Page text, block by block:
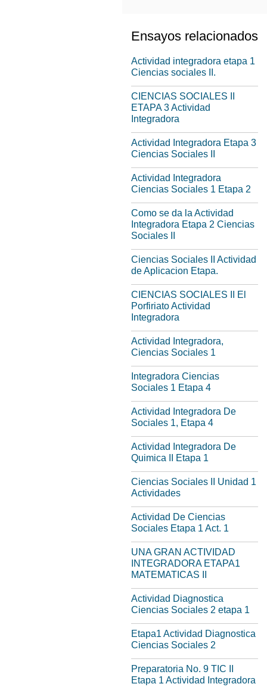
Ensayos relacionados
Actividad integradora etapa 1
Ciencias sociales II.
CIENCIAS SOCIALES II
ETAPA 3 Actividad
Integradora
Actividad Integradora Etapa 3
Ciencias Sociales II
Actividad Integradora
Ciencias Sociales 1 Etapa 2
Como se da la Actividad
Integradora Etapa 2 Ciencias
Sociales II
Ciencias Sociales II Actividad
de Aplicacion Etapa.
CIENCIAS SOCIALES II El
Porfiriato Actividad
Integradora
Actividad Integradora,
Ciencias Sociales 1
Integradora Ciencias
Sociales 1 Etapa 4
Actividad Integradora De
Sociales 1, Etapa 4
Actividad Integradora De
Quimica II Etapa 1
Ciencias Sociales II Unidad 1
Actividades
Actividad De Ciencias
Sociales Etapa 1 Act. 1
UNA GRAN ACTIVIDAD
INTEGRADORA ETAPA1
MATEMATICAS II
Actividad Diagnostica
Ciencias Sociales 2 etapa 1
Etapa1 Actividad Diagnostica
Ciencias Sociales 2
Preparatoria No. 9 TIC II
Etapa 1 Actividad Integradora